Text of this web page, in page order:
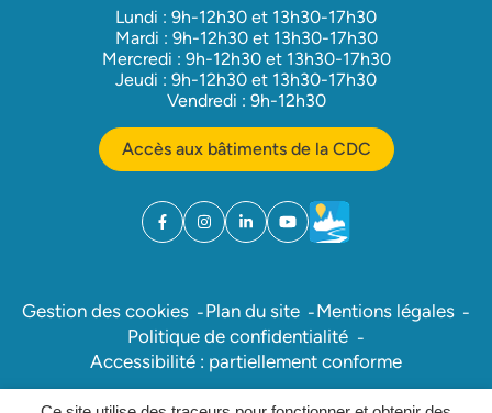
Lundi : 9h-12h30 et 13h30-17h30
Mardi : 9h-12h30 et 13h30-17h30
Mercredi : 9h-12h30 et 13h30-17h30
Jeudi : 9h-12h30 et 13h30-17h30
Vendredi : 9h-12h30
Accès aux bâtiments de la CDC
Facebook
(ouverture dans un nouvel onglet)
Instagram
(ouverture dans un nouvel onglet)
Linkedin
(ouverture dans un nouvel onglet)
YouTube
(ouverture dans un nouvel
Météo
(ouverture dans un
Gestion des cookies Plan du site
Mentions légales
Politique de confidentialité
Accessibilité : partiellement conforme